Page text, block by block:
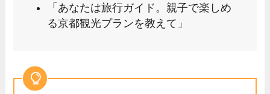
「あなたは旅行ガイド。親子で楽しめ
る京都観光プランを教えて」